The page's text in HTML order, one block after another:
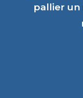
pallier un